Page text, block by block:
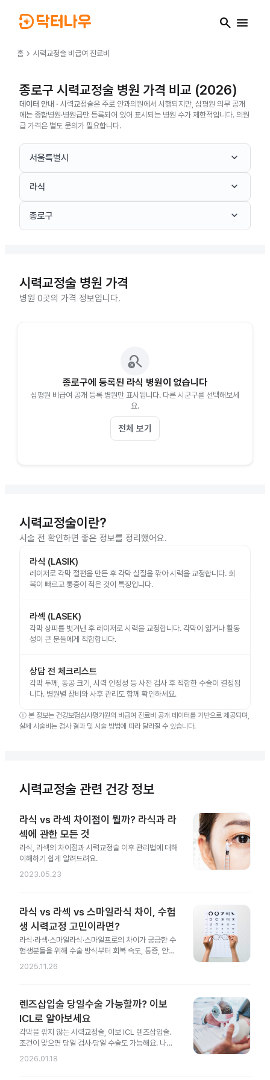
search menu
홈 chevron_right 시력교정술 비급여 진료비
종로구 시력교정술 병원 가격 비교 (2026)
데이터 안내 · 시력교정술은 주로 안과의원에서 시행되지만, 심평원 의무 공개
에는 종합병원·병원급만 등록되어 있어 표시되는 병원 수가 제한적입니다. 의원
급 가격은 별도 문의가 필요합니다.
서울특별시 keyboard_arrow_down
라식 keyboard_arrow_down
종로구 keyboard_arrow_down
시력교정술 병원 가격
병원 0곳의 가격 정보입니다.
search_off
종로구에 등록된 라식 병원이 없습니다
심평원 비급여 공개 등록 병원만 표시됩니다. 다른 시군구를 선택해보세
요.
전체 보기
시력교정술이란?
시술 전 확인하면 좋은 정보를 정리했어요.
라식 (LASIK)
레이저로 각막 절편을 만든 후 각막 실질을 깎아 시력을 교정합니다. 회
복이 빠르고 통증이 적은 것이 특징입니다.
라섹 (LASEK)
각막 상피를 벗겨낸 후 레이저로 시력을 교정합니다. 각막이 얇거나 활동
성이 큰 분들에게 적합합니다.
상담 전 체크리스트
각막 두께, 동공 크기, 시력 안정성 등 사전 검사 후 적합한 수술이 결정됩
니다. 병원별 장비와 사후 관리도 함께 확인하세요.
ⓘ 본 정보는 건강보험심사평가원의 비급여 진료비 공개 데이터를 기반으로 제공되며,
실제 시술비는 검사 결과 및 시술 방법에 따라 달라질 수 있습니다.
시력교정술 관련 건강 정보
라식 vs 라섹 차이점이 뭘까? 라식과 라
섹에 관한 모든 것
라식, 라섹의 차이점과 시력교정술 이후 관리법에 대해
이해하기 쉽게 알려드려요.
2023.05.23
라식 vs 라섹 vs 스마일라식 차이, 수험
생 시력교정 고민이라면?
라식·라섹·스마일라식·스마일프로의 차이가 궁금한 수
험생분들을 위해 수술 방식부터 회복 속도, 통증, 안전
성 차이까지 한 번에 정리했어요.
2025.11.26
렌즈삽입술 당일수술 가능할까? 이보
ICL로 알아보세요
각막을 깎지 않는 시력교정술, 이보 ICL 렌즈삽입술.
조건이 맞으면 당일 검사·당일 수술도 가능해요. 나에
게도 가능한지 지금 확인해 보세요.
2026.01.18